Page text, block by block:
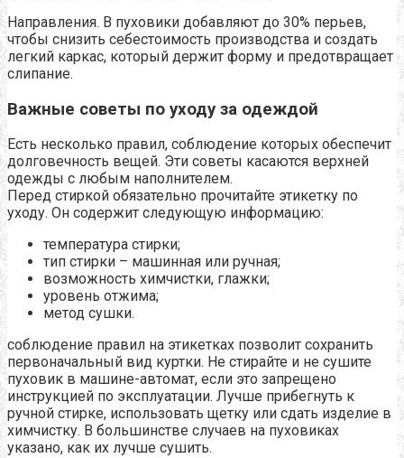
Направления. В пуховики добавляют до 30% перьев,
чтобы снизить себестоимость производства и создать
легкий каркас, который держит форму и предотвращает
слипание.
Важные советы по уходу за одеждой
Есть несколько правил, соблюдение которых обеспечит
долговечность вещей. Эти советы касаются верхней
одежды с любым наполнителем.
Перед стиркой обязательно прочитайте этикетку по
уходу. Он содержит следующую информацию:
температура стирки;
тип стирки – машинная или ручная;
возможность химчистки, глажки;
уровень отжима;
метод сушки.
соблюдение правил на этикетках позволит сохранить
первоначальный вид куртки. Не стирайте и не сушите
пуховик в машине-автомат, если это запрещено
инструкцией по эксплуатации. Лучше прибегнуть к
ручной стирке, использовать щетку или сдать изделие в
химчистку. В большинстве случаев на пуховиках
указано, как их лучше сушить.